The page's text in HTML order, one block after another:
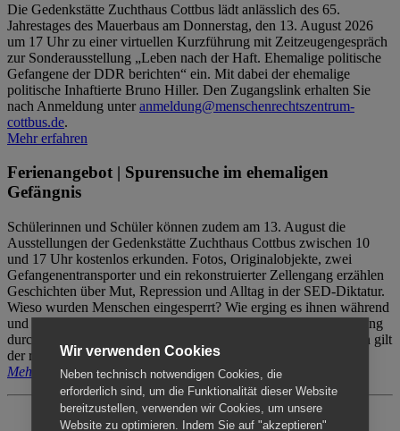
Die Gedenkstätte Zuchthaus Cottbus lädt anlässlich des 65.
Jahrestages des Mauerbaus am Donnerstag, den 13. August 2026
um 17 Uhr zu einer virtuellen Kurzführung mit Zeitzeugengespräch
zur Sonderausstellung „Leben nach der Haft. Ehemalige politische
Gefangene der DDR berichten“ ein. Mit dabei der ehemalige
politische Inhaftierte Bruno Hiller. Den Zugangslink erhalten Sie
nach Anmeldung unteranmeldung@menschenrechtszentrum-
cottbus.de.
Mehr erfahren
Ferienangebot | Spurensuche im ehemaligen
Gefängnis
Schülerinnen und Schüler können zudem am 13. August die
Ausstellungen der Gedenkstätte Zuchthaus Cottbus zwischen 10
und 17 Uhr kostenlos erkunden. Fotos, Originalobjekte, zwei
Gefangenentransporter und ein rekonstruierter Zellengang erzählen
Geschichten über Mut, Repression und Alltag in der SED-Diktatur.
Wieso wurden Menschen eingesperrt? Wie erging es ihnen während
und nach der Haft? Der Besuch erfolgt individuell ohne Betreuung
durch das Menschenrechtszentrum Cottbus. Für Begleitpersonen gilt
der reguläre Eintritt (8€ / ermäßigt 5€).
Mehr erfahren
Wir verwenden Cookies
Neben technisch notwendigen Cookies, die
erforderlich sind, um die Funktionalität dieser Website
bereitzustellen, verwenden wir Cookies, um unsere
Website zu optimieren. Indem Sie auf "akzeptieren"